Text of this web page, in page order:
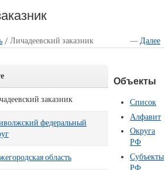
—Далее
/ Личадеевский заказник
заказник
федеральный
область
Объекты
Список
Алфавит
Округа
РФ
Субъекты
РФ